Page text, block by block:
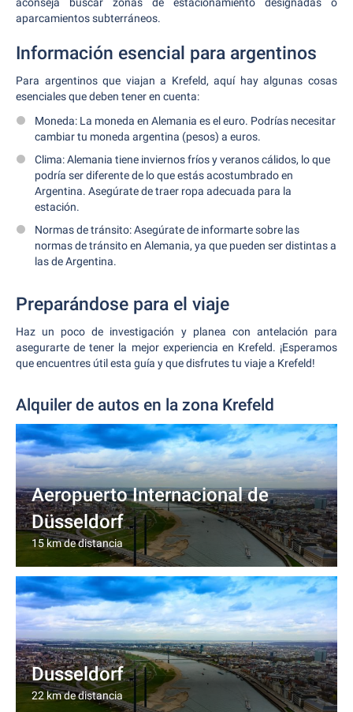
aparcamientos subterráneos.
Información esencial para argentinos
Para argentinos que viajan a Krefeld, aquí hay algunas cosas
esenciales que deben tener en cuenta:
Moneda: La moneda en Alemania es el euro. Podrías necesitar
cambiar tu moneda argentina (pesos) a euros.
Clima: Alemania tiene inviernos fríos y veranos cálidos, lo que
podría ser diferente de lo que estás acostumbrado en
Argentina. Asegúrate de traer ropa adecuada para la
estación.
Normas de tránsito: Asegúrate de informarte sobre las
normas de tránsito en Alemania, ya que pueden ser distintas a
las de Argentina.
Preparándose para el viaje
Haz un poco de investigación y planea con antelación para
asegurarte de tener la mejor experiencia en Krefeld. ¡Esperamos
que encuentres útil esta guía y que disfrutes tu viaje a Krefeld!
Alquiler de autos en la zona Krefeld
Aeropuerto Internacional de
Düsseldorf
15 km de distancia
Dusseldorf
22 km de distancia